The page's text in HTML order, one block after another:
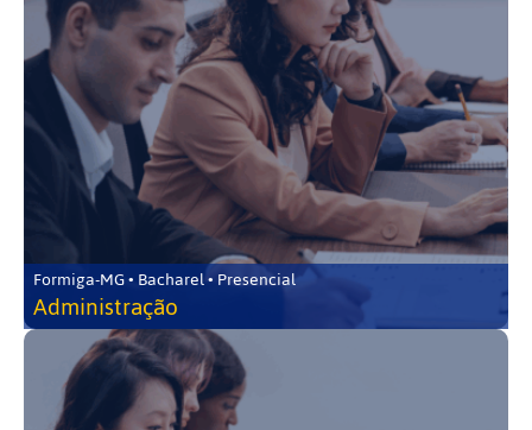
Formiga-MG • Bacharel • Presencial
Administração